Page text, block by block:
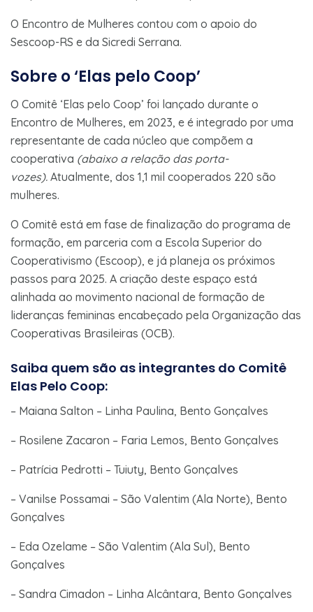
O Encontro de Mulheres contou com o apoio do
Sescoop-RS e da Sicredi Serrana.
Sobre o ‘Elas pelo Coop’
O Comitê ‘Elas pelo Coop’ foi lançado durante o
Encontro de Mulheres, em 2023, e é integrado por uma
representante de cada núcleo que compõem a
cooperativa (abaixo a relação das porta-
vozes). Atualmente, dos 1,1 mil cooperados 220 são
mulheres.
O Comitê está em fase de finalização do programa de
formação, em parceria com a Escola Superior do
Cooperativismo (Escoop), e já planeja os próximos
passos para 2025. A criação deste espaço está
alinhada ao movimento nacional de formação de
lideranças femininas encabeçado pela Organização das
Cooperativas Brasileiras (OCB).
Saiba quem são as integrantes do Comitê
Elas Pelo Coop:
– Maiana Salton – Linha Paulina, Bento Gonçalves
– Rosilene Zacaron – Faria Lemos, Bento Gonçalves
– Patrícia Pedrotti – Tuiuty, Bento Gonçalves
– Vanilse Possamai – São Valentim (Ala Norte), Bento
Gonçalves
– Eda Ozelame – São Valentim (Ala Sul), Bento
Gonçalves
– Sandra Cimadon – Linha Alcântara, Bento Gonçalves